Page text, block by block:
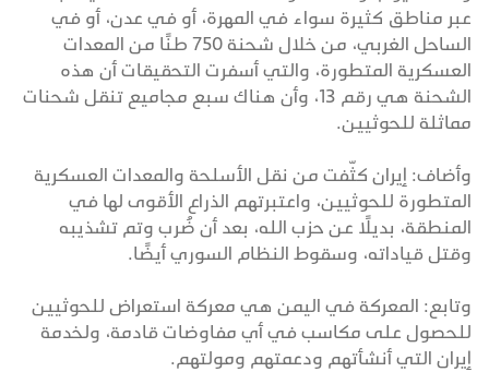
عبر مناطق كثيرة سواء في المهرة، أو في عدن، أو في
الساحل الغربي، من خلال شحنة 750 طنًا من المعدات
العسكرية المتطورة، والتي أسفرت التحقيقات أن هذه
الشحنة هي رقم 13، وأن هناك سبع مجاميع تنقل شحنات
مماثلة للحوثيين.
وأضاف: إيران كثّفت من نقل الأسلحة والمعدات العسكرية
المتطورة للحوثيين، واعتبرتهم الذراع الأقوى لها في
المنطقة، بديلًا عن حزب الله، بعد أن ضُرب وتم تشذيبه
وقتل قياداته، وسقوط النظام السوري أيضًا.
وتابع: المعركة في اليمن هي معركة استعراض للحوثيين
للحصول على مكاسب في أي مفاوضات قادمة، ولخدمة
إيران التي أنشأتهم ودعمتهم ومولتهم.